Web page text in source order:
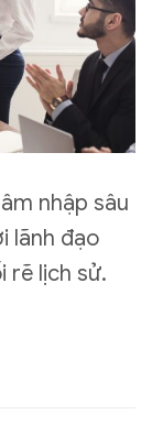
nhập sâu
lãnh đạo
rẽ lịch sử.